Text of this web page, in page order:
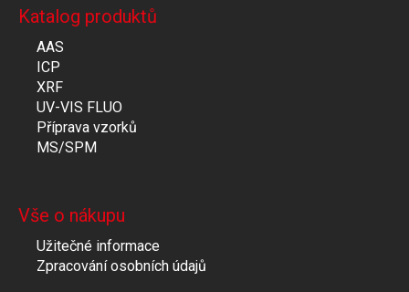
Katalog produktů
AAS
ICP
XRF
UV-VIS FLUO
Příprava vzorků
MS/SPM
Vše o nákupu
Užitečné informace
Zpracování osobních údajů